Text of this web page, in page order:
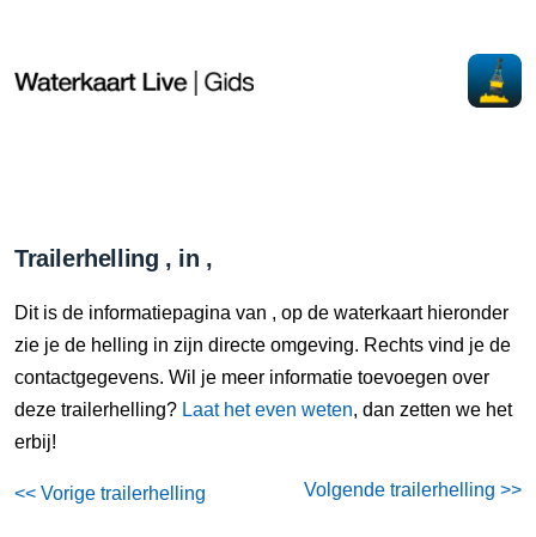
Trailerhelling , in ,
Dit is de informatiepagina van , op de waterkaart hieronder
zie je de helling in zijn directe omgeving. Rechts vind je de
contactgegevens. Wil je meer informatie toevoegen over
deze trailerhelling? Laat het even weten, dan zetten we het
erbij!
<< Vorige trailerhelling Volgende trailerhelling >>